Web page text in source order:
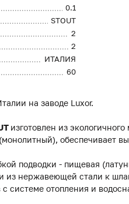
0.1
STOUT
2
2
ИТАЛИЯ
60
на заводе Luxor.
изготовлен из
обеспечивает
подводки - пищевая
из нержавеющей стали к
системе отопления и